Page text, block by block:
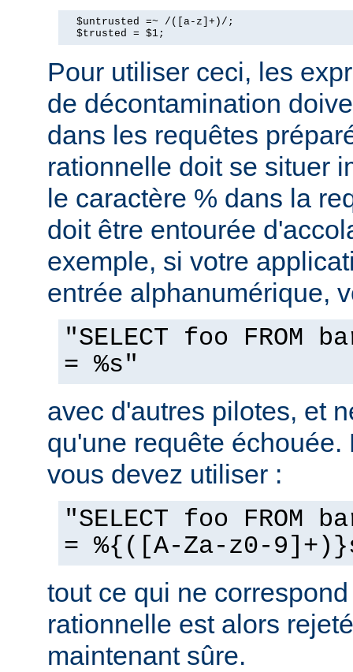
  $untrusted =~ /([a-z]+)/;
  $trusted = $1;
Pour utiliser ceci, les
de décontamination
dans les requêtes
rationnelle doit se situer
le caractère % dans la
doit être entourée
exemple, si votre
entrée alphanumérique,
"SELECT foo FROM
= %s"
avec d'autres pilotes, et
qu'une requête
vous devez utiliser :
"SELECT foo FROM
= %{([A-Za-z0-
tout ce qui ne
rationnelle est alors
maintenant sûre.